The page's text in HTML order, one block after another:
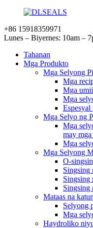
+86 15918359971
Lunes – Biyernes: 10am –
Tahanan
Mga Produkto
Mga Selyong
Mga
Mga
Mga
Espesyal
Mga Selyo ng
Mga
may
Mga
Mga Selyong
O-
Singsing
Singsing
Singsing
Mataas na
Selyong
Mga
Haydroliko